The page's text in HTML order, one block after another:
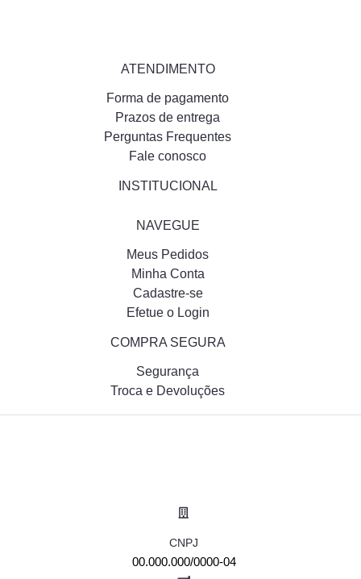
ATENDIMENTO
Forma de pagamento
Prazos de entrega
Perguntas Frequentes
Fale conosco
INSTITUCIONAL
NAVEGUE
Meus Pedidos
Minha Conta
Cadastre-se
Efetue o Login
COMPRA SEGURA
Segurança
Troca e Devoluções
CNPJ
00.000.000/0000-04